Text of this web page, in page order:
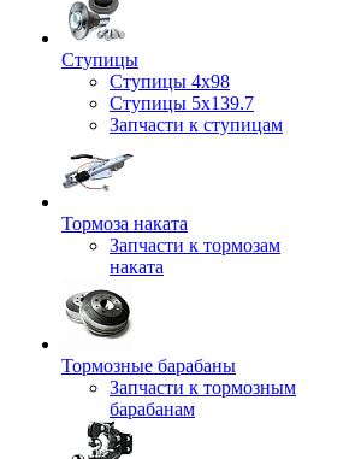
Ступицы
Ступицы 4x98
Ступицы 5x139.7
Запчасти к ступицам
Тормоза наката
Запчасти к тормозам
наката
Тормозные барабаны
Запчасти к тормозным
барабанам